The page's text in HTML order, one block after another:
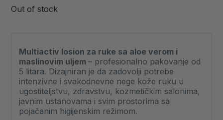
Out of stock
Multiactiv losion za ruke sa aloe verom i
maslinovim uljem– profesionalno pakovanje od
5 litara. Dizajniran je da zadovolji potrebe
intenzivne i svakodnevne nege kože ruku u
ugostiteljstvu, zdravstvu, kozmetičkim salonima,
javnim ustanovama i svim prostorima sa
pojačanim higijenskim režimom.